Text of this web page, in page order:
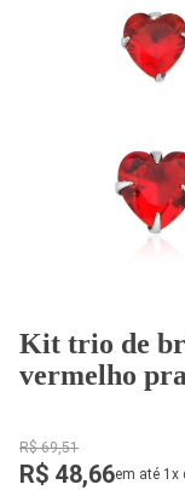
Kit trio de
vermelho
R$ 69,51
R$ 48,66em até 1x